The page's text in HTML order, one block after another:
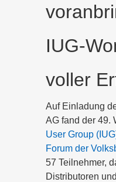
IUG-
voller
Auf Einladung
AG fand der 49.
User Group
Forum der
57 Teilnehmer,
Distributoren